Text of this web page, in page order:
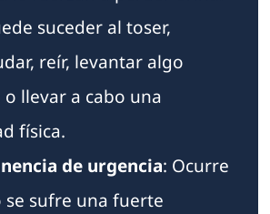
suceder al toser,
reír, levantar algo
o llevar a cabo una
física.
de urgencia: Ocurre
se sufre una fuerte